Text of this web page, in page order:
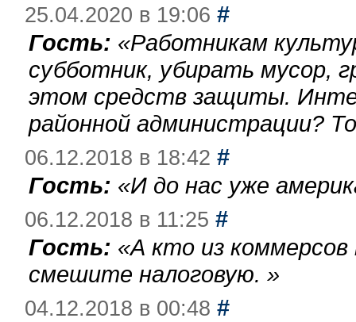
25.04.2020 в 19:06 #
Гость: «Работникам
субботник, убирать мусор,
этом средств защиты.
районной администрации?
06.12.2018 в 18:42 #
Гость: «И до нас уже
06.12.2018 в 11:25 #
Гость: «А кто из
смешите налоговую. »
04.12.2018 в 00:48 #